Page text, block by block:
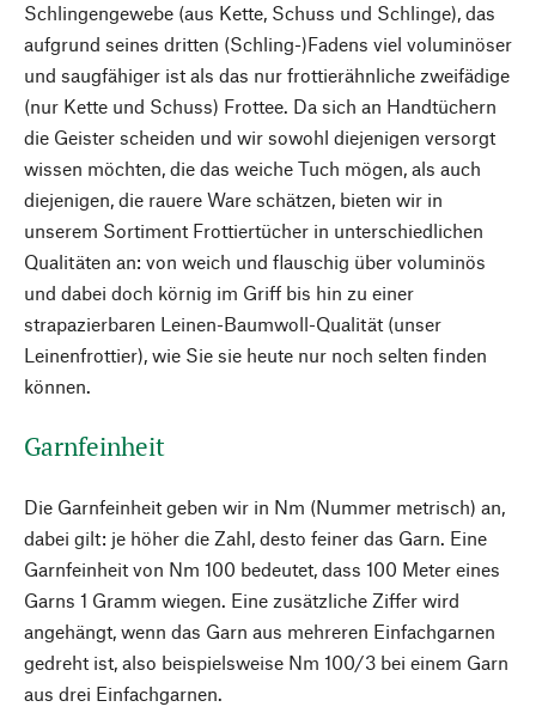
Schlingengewebe (aus Kette, Schuss und Schlinge), das
aufgrund seines dritten (Schling-)Fadens viel voluminöser
und saugfähiger ist als das nur frottierähnliche zweifädige
(nur Kette und Schuss) Frottee. Da sich an Handtüchern
die Geister scheiden und wir sowohl diejenigen versorgt
wissen möchten, die das weiche Tuch mögen, als auch
diejenigen, die rauere Ware schätzen, bieten wir in
unserem Sortiment Frottiertücher in unterschiedlichen
Qualitäten an: von weich und flauschig über voluminös
und dabei doch körnig im Griff bis hin zu einer
strapazierbaren Leinen-Baumwoll-Qualität (unser
Leinenfrottier), wie Sie sie heute nur noch selten finden
können.
Garnfeinheit
Die Garnfeinheit geben wir in Nm (Nummer metrisch) an,
dabei gilt: je höher die Zahl, desto feiner das Garn. Eine
Garnfeinheit von Nm 100 bedeutet, dass 100 Meter eines
Garns 1 Gramm wiegen. Eine zusätzliche Ziffer wird
angehängt, wenn das Garn aus mehreren Einfachgarnen
gedreht ist, also beispielsweise Nm 100/3 bei einem Garn
aus drei Einfachgarnen.